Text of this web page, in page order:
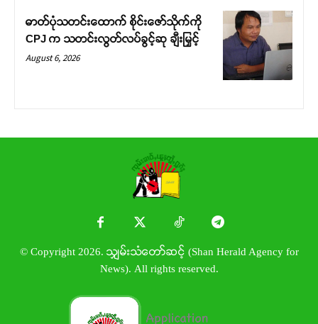
ဓာတ်ပုံသတင်းထောက် စိုင်းဇော်သိုက်ကို
CPJ က သတင်းလွတ်လပ်ခွင့်ဆု ချီးမြှင့်
August 6, 2026
© Copyright 2026. သျှမ်းသံတော်ဆင့် (Shan Herald Agency for
News). All rights reserved.